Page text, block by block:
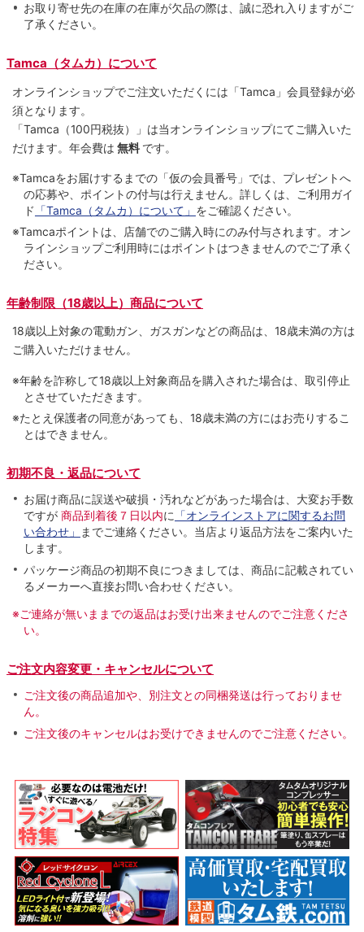
お取り寄せ先の在庫の在庫が欠品の際は、誠に恐れ入りますがご
了承ください。
Tamca（タムカ）について
オンラインショップでご注⽂いただくには「Tamca」会員登録が必
須となります。
「Tamca （100円税抜）
」は当オンラインショップにてご購⼊いた
だけます。 年会費は 無料 です。
※Tamcaをお届けするまでの「仮の会員番号」では、プレゼントへ
の応募や、ポイントの付与は⾏えません。詳しくは、ご利⽤ガイ
ド 「Tamca（タムカ）について」 をご確認ください。
※Tamcaポイントは、店舗でのご購⼊時にのみ付与されます。オン
ラインショップご利用時にはポイントはつきませんのでご了承く
ださい。
年齢制限（18歳以上）商品について
18歳以上対象の電動ガン、ガスガンなどの商品は、18歳未満の方は
ご購入いただけません。
※年齢を詐称して18歳以上対象商品を購入された場合は、取引停止
とさせていただきます。
※たとえ保護者の同意があっても、18歳未満の方にはお売りするこ
とはできません。
初期不良・返品について
お届け商品に誤送や破損・汚れなどがあった場合は、大変お手数
ですが 商品到着後７日以内に 「オンラインストアに関するお問
い合わせ」
までご連絡ください。当店より返品方法をご案内いた
します。
パッケージ商品の初期不良につきましては、商品に記載されてい
るメーカーへ直接お問い合わせください。
※ご連絡が無いままでの返品はお受け出来ませんのでご注意くださ
い。
ご注文内容変更・キャンセルについて
ご注文後の商品追加や、別注文との同梱発送は行っておりませ
ん。
ご注文後のキャンセルはお受けできませんのでご注意ください。